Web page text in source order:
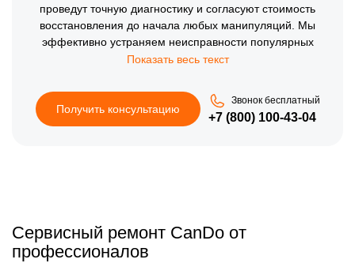
проведут точную диагностику и согласуют стоимость
восстановления до начала любых манипуляций. Мы
эффективно устраняем неисправности популярных
моделей Xiaomi, выполняя замену защитных стекол по
обновление прошивки для стабильной работы
интерфейса. Использование проверенных
комплектующих позволяет нам возвращать технику
Получить консультацию
Звонок бесплатный
+7 (800) 100-43-04
Сервисный ремонт CanDo от
профессионалов